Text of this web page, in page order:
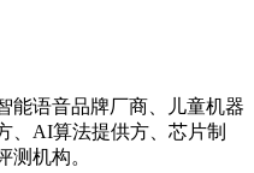
能语音品牌厂商、儿童机器
、AI算法提供方、芯片制
测机构。